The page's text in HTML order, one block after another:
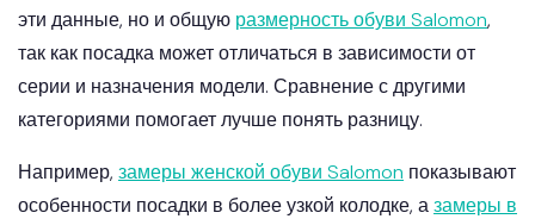
эти данные, но и общую размерность обуви Salomon,
так как посадка может отличаться в зависимости от
серии и назначения модели. Сравнение с другими
категориями помогает лучше понять разницу.
Например, замеры женской обуви Salomon показывают
особенности посадки в более узкой колодке, азамеры в